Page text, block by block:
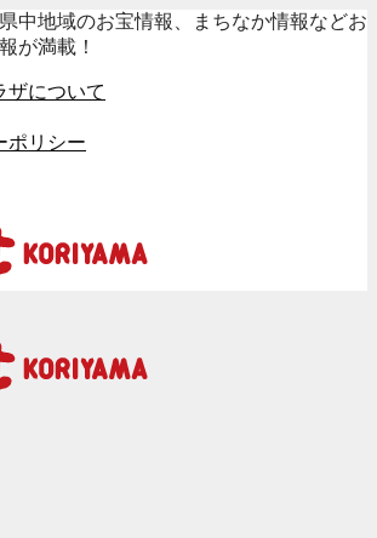
中地域のお宝情報、まちなか情報などお
が満載！
ザについて
ポリシー